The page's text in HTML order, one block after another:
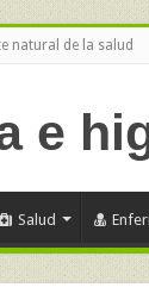
natural de la salud
Salud